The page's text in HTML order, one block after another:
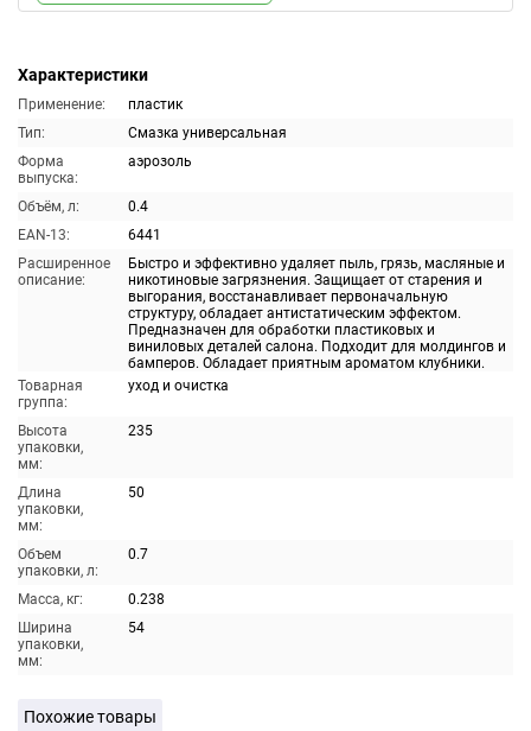
Характеристики
Применение:
пластик
Тип:
Смазка универсальная
Форма
выпуска:
аэрозоль
Объём, л:
0.4
EAN-13:
6441
Расширенное
описание:
Быстро и эффективно удаляет пыль, грязь, масляные и
никотиновые загрязнения. Защищает от старения и
выгорания, восстанавливает первоначальную
структуру, обладает антистатическим эффектом.
Предназначен для обработки пластиковых и
виниловых деталей салона. Подходит для молдингов и
бамперов. Обладает приятным ароматом клубники.
Товарная
группа:
уход и очистка
Высота
упаковки,
мм:
235
Длина
упаковки,
мм:
50
Объем
упаковки, л:
0.7
Масса, кг:
0.238
Ширина
упаковки,
мм:
54
Похожие товары